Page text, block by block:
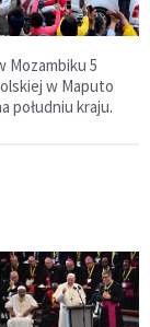
Mozambiku 5
w Maputo
południu kraju.